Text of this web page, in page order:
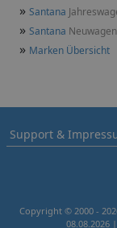
» Santana
» Santana Neuwagen
» Marken Übersicht
Support &
Copyright © 2000 -
08.08.2026